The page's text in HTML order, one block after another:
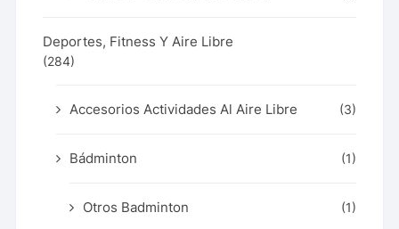
Deportes, Fitness Y Aire Libre
(284)
Accesorios Actividades Al Aire Libre (3)
Bádminton (1)
Otros Badminton (1)